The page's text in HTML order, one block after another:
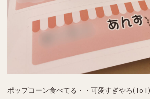
ポップコーン食べてる・・可愛すぎやろ(ToT)